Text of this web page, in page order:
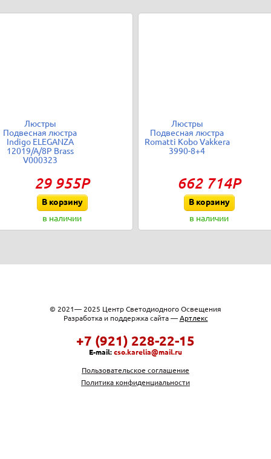
Люстры
Подвесная люстра
Indigo ELEGANZA
12019/A/8P Brass
V000323
29 955Р
В корзину
в наличии
Люстры
Подвесная люстра
Romatti Kobo Vakkera
3990-8+4
662 714Р
В корзину
в наличии
© 2021— 2025 Центр Светодиодного Освещения
Разработка и поддержка сайта — Артлекс
+7 (921) 228-22-15
E-mail: cso.karelia@mail.ru
Пользовательское соглашение
Политика конфиденциальности